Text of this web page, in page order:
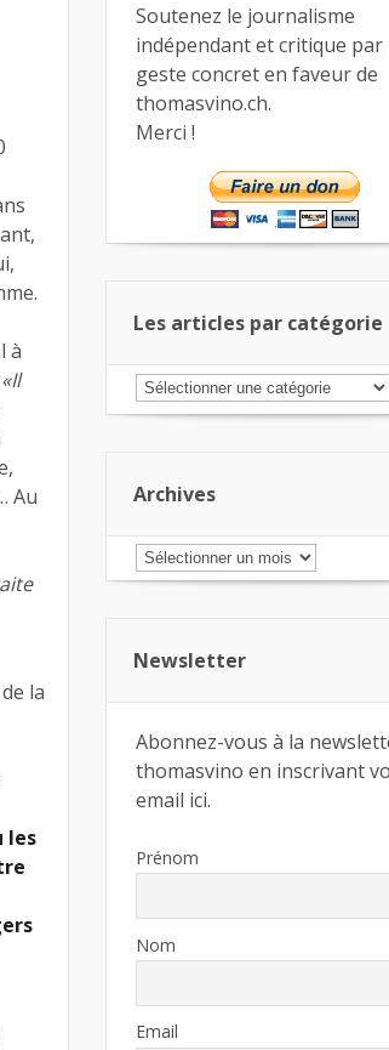
à
«Il
Au
la
les
Soutenez le journalisme
indépendant et critique par
geste concret en faveur de
thomasvino.ch.
Merci !
Les articles par catégorie
Les
articles
Archives
Archives
Newsletter
Abonnez-vous à la
thomasvino en inscrivant
email ici.
Prénom
Nom
Email